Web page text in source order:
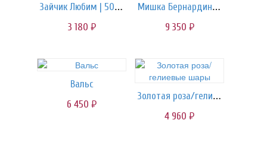
Зайчик Любим | 50 см
3 180 руб.
Мишка Бернардино | 130 см
9 350 руб.
Вальс
6 450 руб.
Золотая роза/гелиевые шары
4 960 руб.